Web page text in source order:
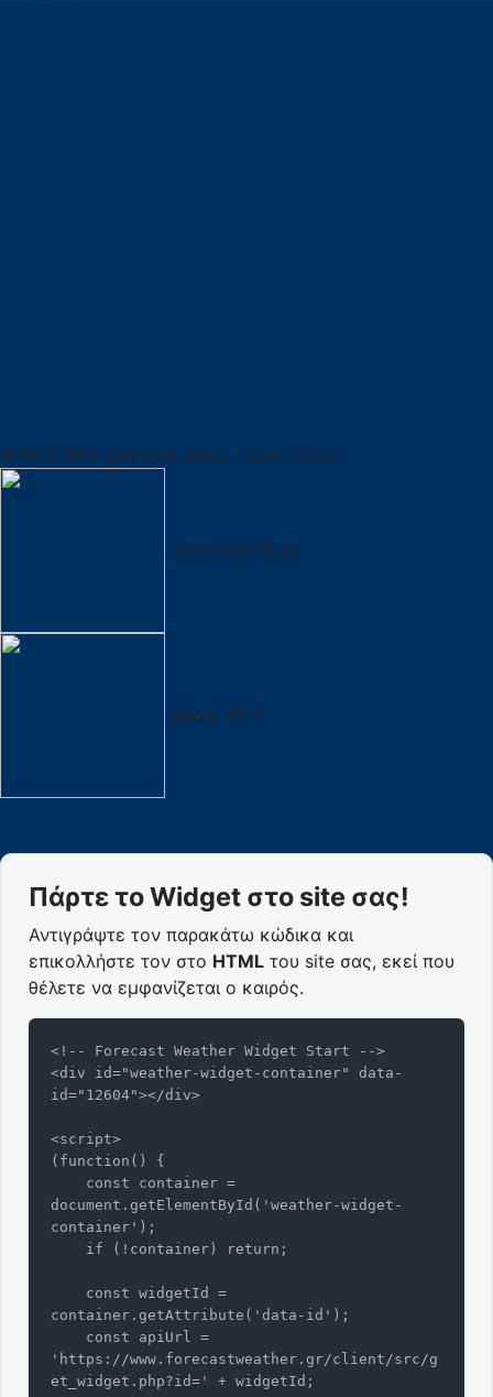
ΙΕΡΑΠΕΤΡΑ: Ανατολή ηλίου / Δύση ηλίου
Ανατολή: 06:33
Δύση: 20:11
Πάρτε το Widget στο site σας!
Αντιγράψτε τον παρακάτω κώδικα και
επικολλήστε τον στο HTML του site σας, εκεί που
θέλετε να εμφανίζεται ο καιρός.
<!-- Forecast Weather Widget Start -->
<div id="weather-widget-container" data-
id="12604"></div>
<script>
(function() {
document.getElementById('weather-widget-
container');
container.getAttribute('data-id');
'https://www.forecastweather.gr/client/src/g
et_widget.php?id=' + widgetId;